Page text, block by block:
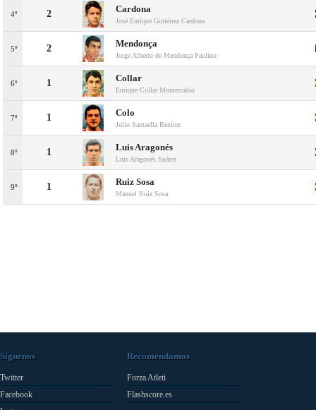
4º 2 Cardona
José Enrique Gutiérrez Cardona
5º 2 Mendonça
Jorge Alberto de Mendonça Paulino
6º 1 Collar
Enrique Collar Monterrubio
7º 1 Colo
Julio Santaella Benítez
8º 1 Luis Aragonés
Luis Aragonés Suárez
9º 1 Ruiz Sosa
Manuel Ruiz Sosa
Síguenos
Twitter
Facebook
Recomendamos
Forza Atleti
Flashscore.es